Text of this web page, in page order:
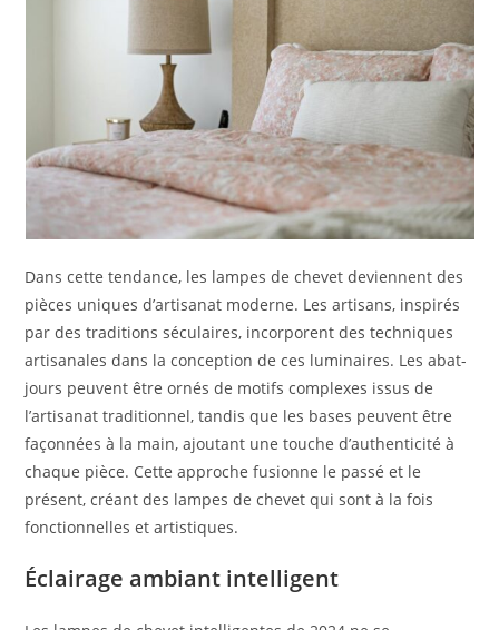
Dans cette tendance, les lampes de chevet deviennent des
pièces uniques d’artisanat moderne. Les artisans, inspirés
par des traditions séculaires, incorporent des techniques
artisanales dans la conception de ces luminaires. Les abat-
jours peuvent être ornés de motifs complexes issus de
l’artisanat traditionnel, tandis que les bases peuvent être
façonnées à la main, ajoutant une touche d’authenticité à
chaque pièce. Cette approche fusionne le passé et le
présent, créant des lampes de chevet qui sont à la fois
fonctionnelles et artistiques.
Éclairage ambiant intelligent